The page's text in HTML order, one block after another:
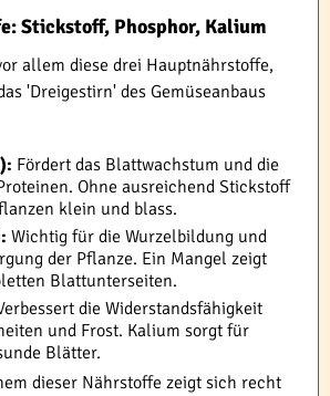
Stickstoff, Phosphor, Kalium
allem diese drei Hauptnährstoffe,
'Dreigestirn' des Gemüseanbaus
Fördert das Blattwachstum und die
Ohne ausreichend Stickstoff
klein und blass.
Wichtig für die Wurzelbildung und
der Pflanze. Ein Mangel zeigt
Blattunterseiten.
die Widerstandsfähigkeit
und Frost. Kalium sorgt für
Blätter.
dieser Nährstoffe zeigt sich recht